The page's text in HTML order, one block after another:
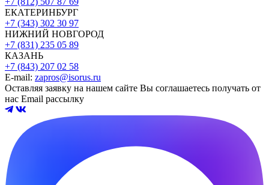
ЕКАТЕРИНБУРГ
+7 (343) 302 30 97
НИЖНИЙ НОВГОРОД
+7 (831) 235 05 89
КАЗАНЬ
+7 (843) 207 02 58
E-mail: zapros@isorus.ru
Оставляя заявку на нашем сайте Вы соглашаетесь получать от
нас Email рассылку